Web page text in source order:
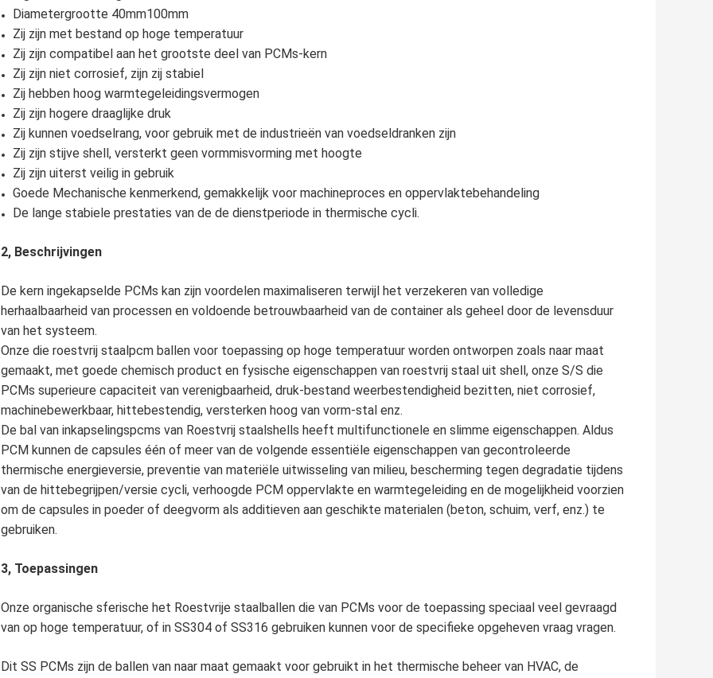
Diametergrootte 40mm100mm
Zij zijn met bestand op hoge temperatuur
Zij zijn compatibel aan het grootste deel van PCMs-kern
Zij zijn niet corrosief, zijn zij stabiel
Zij hebben hoog warmtegeleidingsvermogen
Zij zijn hogere draaglijke druk
Zij kunnen voedselrang, voor gebruik met de industrieën van voedseldranken zijn
Zij zijn stijve shell, versterkt geen vormmisvorming met hoogte
Zij zijn uiterst veilig in gebruik
Goede Mechanische kenmerkend, gemakkelijk voor machineproces en oppervlaktebehandeling
De lange stabiele prestaties van de de dienstperiode in thermische cycli.
2, Beschrijvingen
De kern ingekapselde PCMs kan zijn voordelen maximaliseren terwijl het verzekeren van volledige
herhaalbaarheid van processen en voldoende betrouwbaarheid van de container als geheel door de levensduur
van het systeem.
Onze die roestvrij staalpcm ballen voor toepassing op hoge temperatuur worden ontworpen zoals naar maat
gemaakt, met goede chemisch product en fysische eigenschappen van roestvrij staal uit shell, onze S/S die
PCMs superieure capaciteit van verenigbaarheid, druk-bestand weerbestendigheid bezitten, niet corrosief,
machinebewerkbaar, hittebestendig, versterken hoog van vorm-stal enz.
De bal van inkapselingspcms van Roestvrij staalshells heeft multifunctionele en slimme eigenschappen. Aldus
PCM kunnen de capsules één of meer van de volgende essentiële eigenschappen van gecontroleerde
thermische energieversie, preventie van materiële uitwisseling van milieu, bescherming tegen degradatie tijdens
van de hittebegrijpen/versie cycli, verhoogde PCM oppervlakte en warmtegeleiding en de mogelijkheid voorzien
om de capsules in poeder of deegvorm als additieven aan geschikte materialen (beton, schuim, verf, enz.) te
gebruiken.
3, Toepassingen
Onze organische sferische het Roestvrije staalballen die van PCMs voor de toepassing speciaal veel gevraagd
van op hoge temperatuur, of in SS304 of SS316 gebruiken kunnen voor de specifieke opgeheven vraag vragen.
Dit SS PCMs zijn de ballen van naar maat gemaakt voor gebruikt in het thermische beheer van HVAC, de